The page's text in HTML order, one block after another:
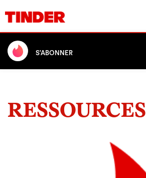
S'ABONNER
RESSOURCES